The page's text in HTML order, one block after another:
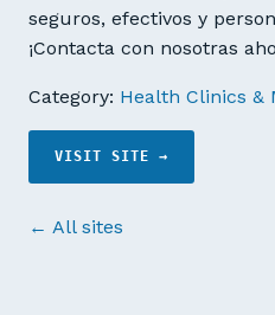
seguros, efectivos y
¡Contacta con nosotras
Category: Health Clinics &
VISIT SITE →
← All sites